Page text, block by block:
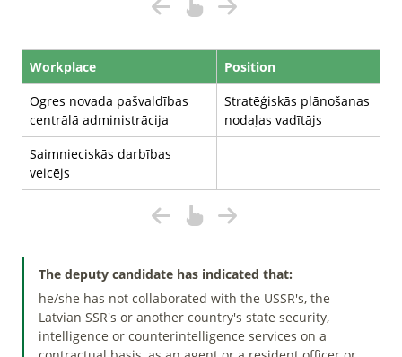
Workplace
Position
Ogres novada pašvaldības
centrālā administrācija
Stratēģiskās plānošanas
nodaļas vadītājs
Saimnieciskās darbības
veicējs
The deputy candidate has indicated that:
he/she has not collaborated with the USSR's, the
Latvian SSR's or another country's state security,
intelligence or counterintelligence services on a